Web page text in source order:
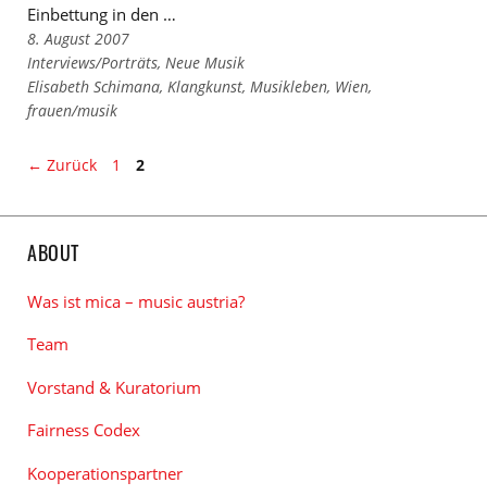
Einbettung in den …
8. August 2007
Links
zu
den
Interviews/Porträts, Neue Musik
Links
zu
Tags
Elisabeth Schimana, Klangkunst, Musikleben, Wien,
frauen/musik
← Zurück Seite
1 Seite
2
ABOUT
Was ist mica – music austria?
Team
Vorstand & Kuratorium
Fairness Codex
Kooperationspartner